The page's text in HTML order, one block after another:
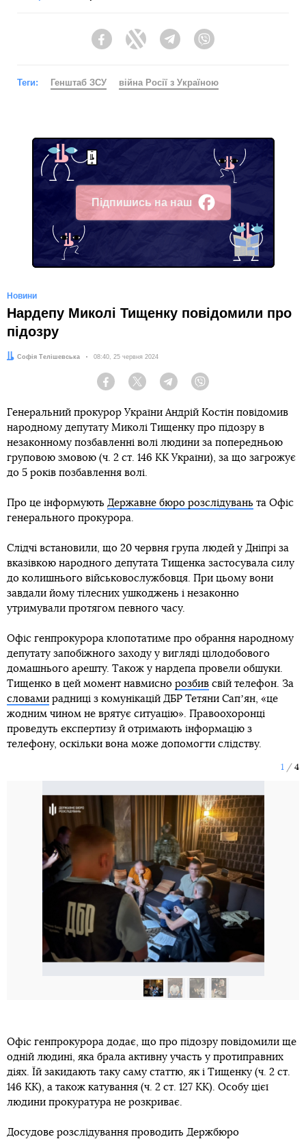
FacebookTwitter Telegram
Теги: Генштаб ЗСУ війна Росії з Україною
Підпишись на наш
Facebook
Новини
Нардепу Миколі Тищенку повідомили про
підозру
Автор:
Софія Телішевська Дата:
08:40, 25 червня 2024
Facebook Twitter Telegram
Генеральний прокурор України Андрій Костін повідомив
народному депутату Миколі Тищенку про підозру в
незаконному позбавленні волі людини за попередньою
груповою змовою (ч. 2 ст. 146 КК України), за що загрожує
до 5 років позбавлення волі.
Про це інформують Державне бюро розслідувань та Офіс
генерального прокурора.
Слідчі встановили, що 20 червня група людей у Дніпрі за
вказівкою народного депутата Тищенка застосувала силу
до колишнього військовослужбовця. При цьому вони
завдали йому тілесних ушкоджень і незаконно
утримували протягом певного часу.
Офіс генпрокурора клопотатиме про обрання народному
депутату запобіжного заходу у вигляді цілодобового
домашнього арешту. Також у нардепа провели обшуки.
Тищенко в цей момент навмисно розбив свій телефон. За
словами радниці з комунікацій ДБР Тетяни Сапʼян, «це
жодним чином не врятує ситуацію». Правоохоронці
проведуть експертизу й отримають інформацію з
телефону, оскільки вона може допомогти слідству.
1 4
Офіс генпрокурора додає, що про підозру повідомили ще
одній людині, яка брала активну участь у протиправних
діях. Їй закидають таку саму статтю, як і Тищенку (ч. 2 ст.
146 КК), а також катування (ч. 2 ст. 127 КК). Особу цієї
людини прокуратура не розкриває.
Досудове розслідування проводить Держбюро